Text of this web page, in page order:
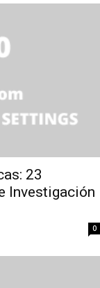
23
Investigación
0